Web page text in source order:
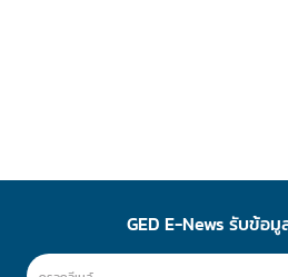
GED E-News รับข้อ